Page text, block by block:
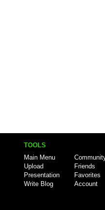
TOOLS
Main Menu
Upload
Presentation
Write Blog
Friends
Favorites
Account